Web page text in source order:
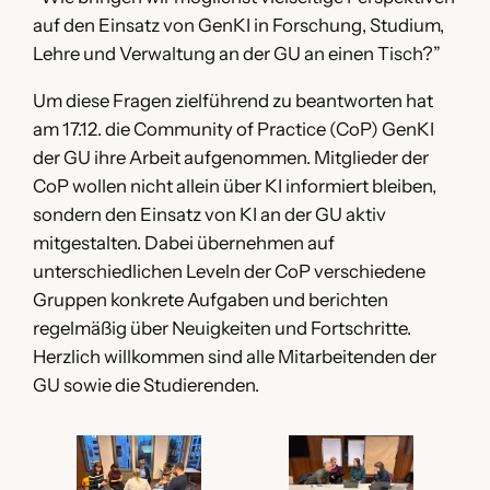
auf den Einsatz von GenKI in Forschung, Studium,
Lehre und Verwaltung an der GU an einen Tisch?”
Um diese Fragen zielführend zu beantworten hat
am 17.12. die Community of Practice (CoP) GenKI
der GU ihre Arbeit aufgenommen. Mitglieder der
CoP wollen nicht allein über KI informiert bleiben,
sondern den Einsatz von KI an der GU aktiv
mitgestalten. Dabei übernehmen auf
unterschiedlichen Leveln der CoP verschiedene
Gruppen konkrete Aufgaben und berichten
regelmäßig über Neuigkeiten und Fortschritte.
Herzlich willkommen sind alle Mitarbeitenden der
GU sowie die Studierenden.